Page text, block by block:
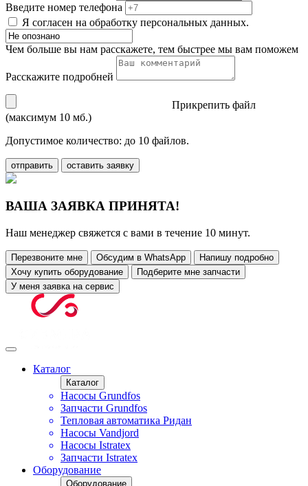
Введите номер телефона
Я согласен на обработку персональных данных.
Чем больше вы нам расскажете, тем быстрее мы вам поможем
Расскажите подробней
Прикрепить файл
(максимум 10 мб.)
Допустимое количество: до 10 файлов.
отправить оставить заявку
ВАША ЗАЯВКА ПРИНЯТА!
Наш менеджер свяжется с вами в течение 10 минут.
Перезвоните мне Обсудим в WhatsApp
Напишу подробно
Хочу купить оборудование
Подберите мне запчасти
У меня заявка на сервис
Каталог
Каталог
Насосы Grundfos
Запчасти Grundfos
Тепловая автоматика Ридан
Насосы Vandjord
Насосы Istratex
Запчасти Istratex
Оборудование
Оборудование